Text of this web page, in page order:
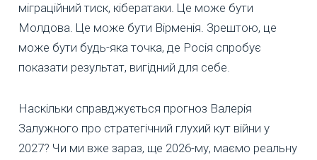
міграційний тиск, кібератаки. Це може бути
Молдова. Це може бути Вірменія. Зрештою, це
може бути будь-яка точка, де Росія спробує
показати результат, вигідний для себе.
Наскільки справджується прогноз Валерія
Залужного про стратегічний глухий кут війни у
2027? Чи ми вже зараз, ще 2026-му, маємо реальну